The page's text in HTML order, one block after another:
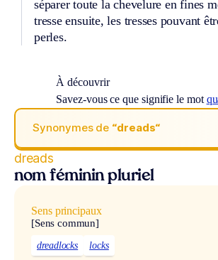
séparer toute la chevelure en fines
tresse ensuite, les tresses pouvant
perles.
À découvrir
Savez-vous ce que signifie le mot
Synonymes de “dreads“
dreads
nom féminin pluriel
Sens principaux
[Sens commun]
dreadlocks locks